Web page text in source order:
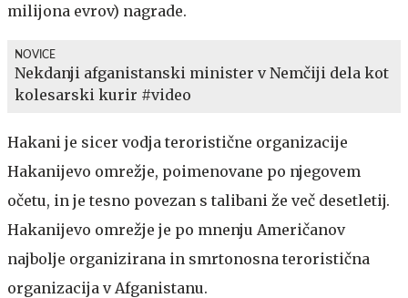
milijona evrov) nagrade.
NOVICE
Nekdanji afganistanski minister v Nemčiji dela kot
kolesarski kurir #video
Hakani je sicer vodja teroristične organizacije
Hakanijevo omrežje, poimenovane po njegovem
očetu, in je tesno povezan s talibani že več desetletij.
Hakanijevo omrežje je po mnenju Američanov
najbolje organizirana in smrtonosna teroristična
organizacija v Afganistanu.